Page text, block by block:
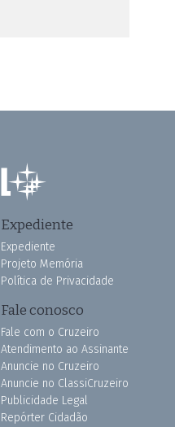
Expediente
Expediente
Projeto Memória
Política de Privacidade
Fale conosco
Fale com o Cruzeiro
Atendimento ao Assinante
Anuncie no Cruzeiro
Anuncie no ClassiCruzeiro
Publicidade Legal
Repórter Cidadão